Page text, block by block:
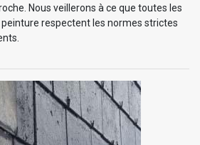
Nous veillerons à ce que toutes les
peinture respectent les normes strictes